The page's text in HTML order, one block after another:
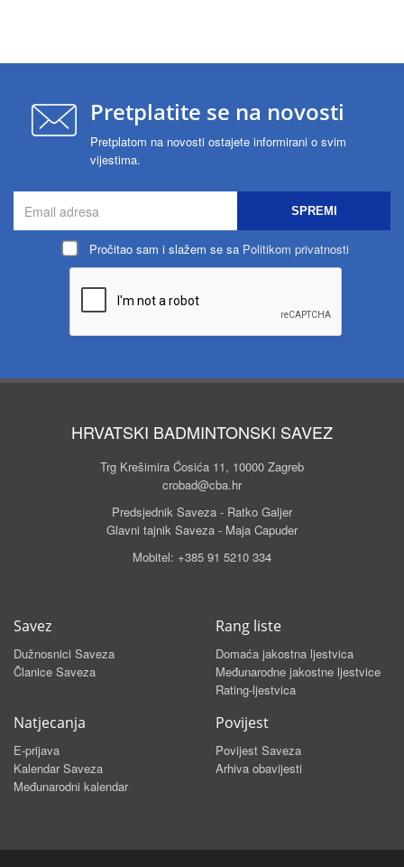
Pretplatite se na novosti
Pretplatom na novosti ostajete informirani o svim
vijestima.
SPREMI
Pročitao sam i slažem se sa Politikom privatnosti
HRVATSKI BADMINTONSKI SAVEZ
Trg Krešimira Ćosića 11, 10000 Zagreb
crobad@cba.hr
Predsjednik Saveza - Ratko Galjer
Glavni tajnik Saveza - Maja Capuder
Mobitel: +385 91 5210 334
Savez
Dužnosnici Saveza
Članice Saveza
Rang liste
Domaća jakostna ljestvica
Međunarodne jakostne ljestvice
Rating-ljestvica
Natjecanja
E-prijava
Kalendar Saveza
Međunarodni kalendar
Povijest
Povijest Saveza
Arhiva obavijesti